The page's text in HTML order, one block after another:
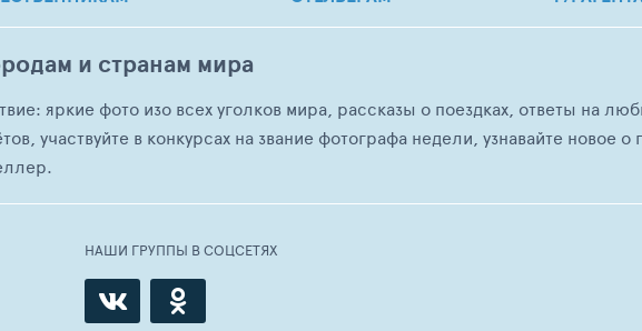
и странам мира
яркие фото изо всех уголков мира, рассказы о поездках, ответы на
участвуйте в конкурсах на звание фотографа недели, узнавайте новое
НАШИ ГРУППЫ В СОЦСЕТЯХ